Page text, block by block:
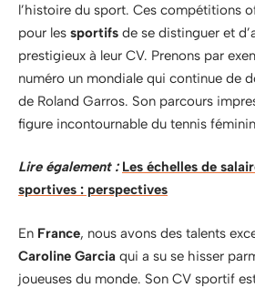
l’histoire du sport. Ces compétitions
pour les sportifs de se distinguer et
prestigieux à leur CV. Prenons par
numéro un mondiale qui continue de
de Roland Garros. Son parcours
figure incontournable du tennis
Lire également : Les échelles de
sportives : perspectives
En France, nous avons des talents
Caroline Garcia qui a su se hisser
joueuses du monde. Son CV sportif